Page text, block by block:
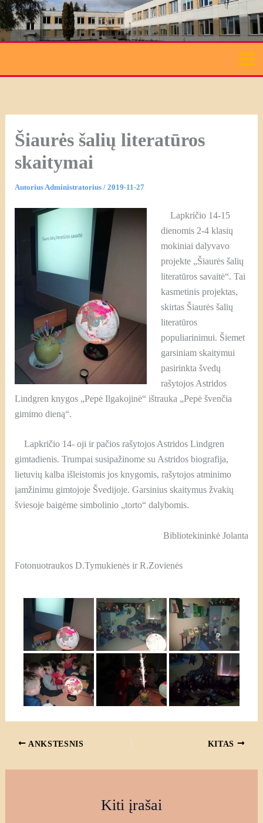
Pereiti
prie
turinio
Šiaurės šalių literatūros
skaitymai
AutoriusAdministratorius / 2019-11-27
Lapkričio 14-15
dienomis 2-4 klasių
mokiniai dalyvavo
projekte „Šiaurės šalių
literatūros savaitė“. Tai
kasmetinis projektas,
skirtas Šiaurės šalių
literatūros
populiarinimui. Šiemet
garsiniam skaitymui
pasirinkta švedų
rašytojos Astridos
Lindgren knygos „Pepė Ilgakojinė“ ištrauka „Pepė švenčia
gimimo dieną“.
Lapkričio 14- oji ir pačios rašytojos Astridos Lindgren
gimtadienis. Trumpai susipažinome su Astridos biografija,
lietuvių kalba išleistomis jos knygomis, rašytojos atminimo
įamžinimu gimtojoje Švedijoje. Garsinius skaitymus žvakių
šviesoje baigėme simbolinio „torto“ dalybomis.
Bibliotekininkė Jolanta
Fotonuotraukos D.Tymukienės ir R.Zovienės
ANKSTESNIS KITAS
Kiti įrašai